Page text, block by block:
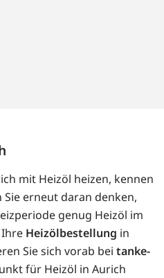
mit Heizöl heizen, kennen
Sie erneut daran denken,
genug Heizöl im
Ihre Heizölbestellung in
Sie sich vorab bei tanke-
für Heizöl in Aurich